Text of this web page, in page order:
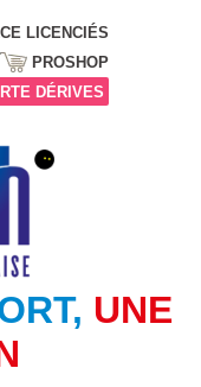
LICENCIÉS
PROSHOP
DÉRIVES
UNE